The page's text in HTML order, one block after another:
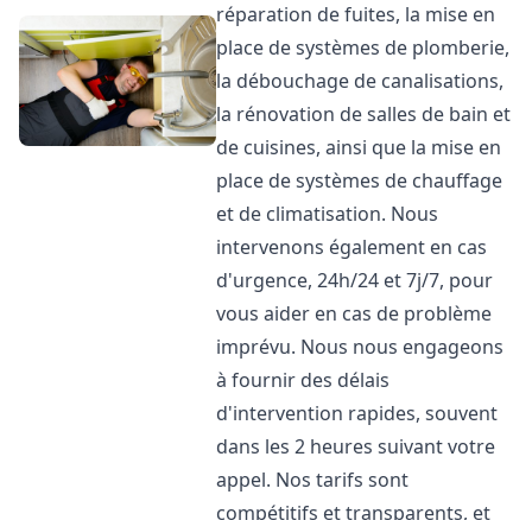
réparation de fuites, la mise en
place de systèmes de plomberie,
la débouchage de canalisations,
la rénovation de salles de bain et
de cuisines, ainsi que la mise en
place de systèmes de chauffage
et de climatisation. Nous
intervenons également en cas
d'urgence, 24h/24 et 7j/7, pour
vous aider en cas de problème
imprévu. Nous nous engageons
à fournir des délais
d'intervention rapides, souvent
dans les 2 heures suivant votre
appel. Nos tarifs sont
compétitifs et transparents, et